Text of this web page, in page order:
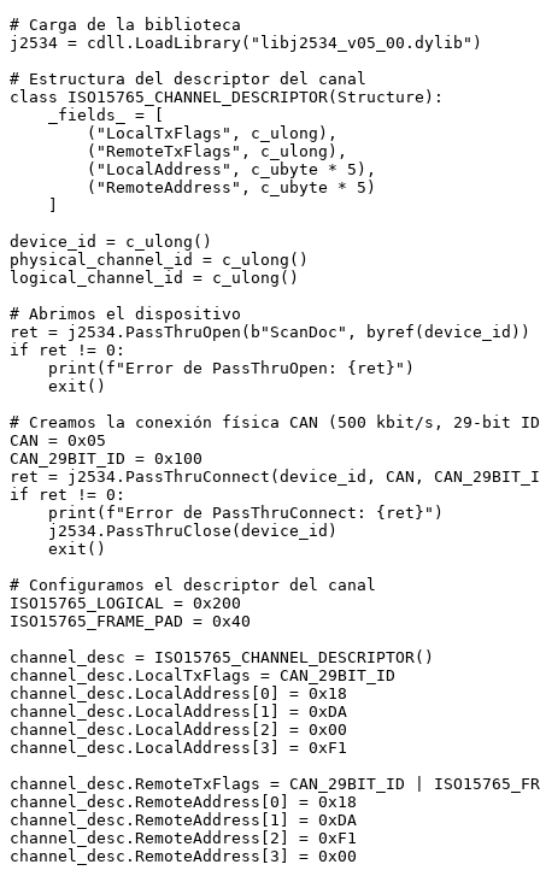
# Carga de la biblioteca
j2534 = cdll.LoadLibrary("libj2534_v05_00.dylib")
# Estructura del descriptor del canal
class ISO15765_CHANNEL_DESCRIPTOR(Structure):
    _fields_ = [
        ("LocalTxFlags", c_ulong),
        ("RemoteTxFlags", c_ulong),
        ("LocalAddress", c_ubyte * 5),
        ("RemoteAddress", c_ubyte * 5)
device_id = c_ulong()
physical_channel_id = c_ulong()
logical_channel_id = c_ulong()
# Abrimos el dispositivo
ret = j2534.PassThruOpen(b"ScanDoc", byref(device_id))
if ret != 0:
    print(f"Error de PassThruOpen: {ret}")
    exit()
# Creamos la conexión física CAN (500 kbit/s, 29-bit
CAN = 0x05
CAN_29BIT_ID = 0x100
ret = j2534.PassThruConnect(device_id, CAN,
if ret != 0:
    print(f"Error de PassThruConnect: {ret}")
    j2534.PassThruClose(device_id)
    exit()
# Configuramos el descriptor del canal
ISO15765_LOGICAL = 0x200
ISO15765_FRAME_PAD = 0x40
channel_desc = ISO15765_CHANNEL_DESCRIPTOR()
channel_desc.LocalTxFlags = CAN_29BIT_ID
channel_desc.LocalAddress[0] = 0x18
channel_desc.LocalAddress[1] = 0xDA
channel_desc.LocalAddress[2] = 0x00
channel_desc.LocalAddress[3] = 0xF1
channel_desc.RemoteTxFlags = CAN_29BIT_ID |
channel_desc.RemoteAddress[0] = 0x18
channel_desc.RemoteAddress[1] = 0xDA
channel_desc.RemoteAddress[2] = 0xF1
channel_desc.RemoteAddress[3] = 0x00